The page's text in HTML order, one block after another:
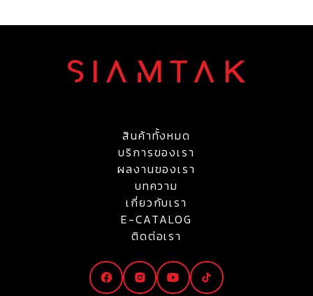
สินค้าทั้งหมด
บริการของเรา
ผลงานของเรา
บทความ
เกี่ยวกับเรา
E-CATALOG
ติดต่อเรา